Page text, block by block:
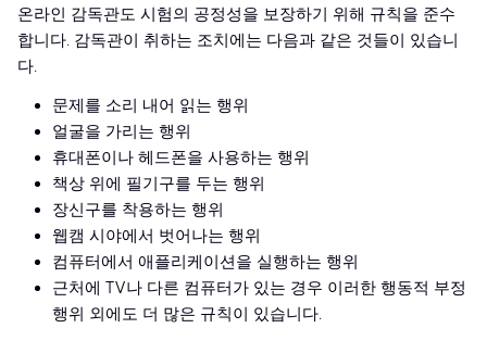
온라인 감독관도 시험의 공정성을 보장하기 위해 규칙을 준수
합니다. 감독관이 취하는 조치에는 다음과 같은 것들이 있습니
다.
문제를 소리 내어 읽는 행위
얼굴을 가리는 행위
휴대폰이나 헤드폰을 사용하는 행위
책상 위에 필기구를 두는 행위
장신구를 착용하는 행위
웹캠 시야에서 벗어나는 행위
컴퓨터에서 애플리케이션을 실행하는 행위
근처에 TV나 다른 컴퓨터가 있는 경우 이러한 행동적 부정
행위 외에도 더 많은 규칙이 있습니다.